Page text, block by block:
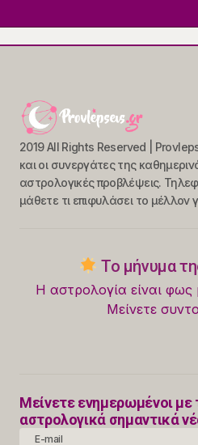
2019 All Rights Reserved |
και οι συνεργάτες της
αστρολογικές προβλέψεις.
μάθετε τι επιφυλάσει το μέλλον
Το μήνυμα
Η αστρολογία είναι
Μείνετε
Μείνετε ενημερωμένοι με
αστρολογικά σημαντικά
E-mail